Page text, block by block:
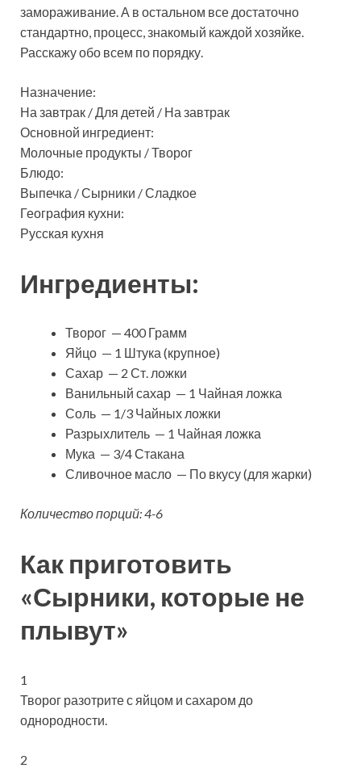
замораживание. А в остальном все достаточно
стандартно, процесс, знакомый каждой хозяйке.
Расскажу обо всем по порядку.
Назначение:
На завтрак / Для детей / На завтрак
Основной ингредиент:
Молочные продукты / Творог
Блюдо:
Выпечка / Сырники / Сладкое
География кухни:
Русская кухня
Ингредиенты:
Творог — 400 Грамм
Яйцо — 1 Штука (крупное)
Сахар — 2 Ст. ложки
Ванильный сахар — 1 Чайная ложка
Соль — 1/3 Чайных ложки
Разрыхлитель — 1 Чайная ложка
Мука — 3/4 Стакана
Сливочное масло — По вкусу (для жарки)
Количество порций: 4-6
Как приготовить
«Сырники, которые не
плывут»
1
Творог разотрите с яйцом и сахаром до
однородности.
2